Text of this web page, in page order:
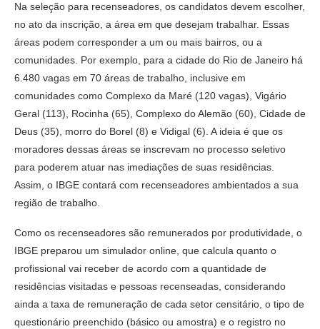
Na seleção para recenseadores, os candidatos devem escolher,
no ato da inscrição, a área em que desejam trabalhar. Essas
áreas podem corresponder a um ou mais bairros, ou a
comunidades. Por exemplo, para a cidade do Rio de Janeiro há
6.480 vagas em 70 áreas de trabalho, inclusive em
comunidades como Complexo da Maré (120 vagas), Vigário
Geral (113), Rocinha (65), Complexo do Alemão (60), Cidade de
Deus (35), morro do Borel (8) e Vidigal (6). A ideia é que os
moradores dessas áreas se inscrevam no processo seletivo
para poderem atuar nas imediações de suas residências.
Assim, o IBGE contará com recenseadores ambientados a sua
região de trabalho.
Como os recenseadores são remunerados por produtividade, o
IBGE preparou um simulador online, que calcula quanto o
profissional vai receber de acordo com a quantidade de
residências visitadas e pessoas recenseadas, considerando
ainda a taxa de remuneração de cada setor censitário, o tipo de
questionário preenchido (básico ou amostra) e o registro no